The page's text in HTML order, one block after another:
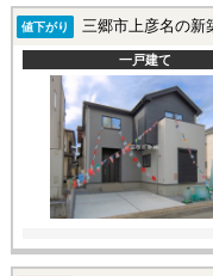
値下がり 三郷市上彦名の新
一戸建て